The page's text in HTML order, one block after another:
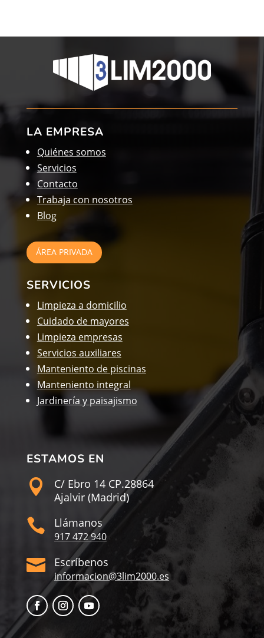
LA EMPRESA
Quiénes somos
Servicios
Contacto
Trabaja con nosotros
Blog
ÁREA PRIVADA
SERVICIOS
Limpieza a domicilio
Cuidado de mayores
Limpieza empresas
Servicios auxiliares
Manteniento de piscinas
Manteniento integral
Jardinería y paisajismo
ESTAMOS EN

C/ Ebro 14 CP.28864
Ajalvir (Madrid)
 Llámanos
917 472 940
 Escríbenos
informacion@3lim2000.es